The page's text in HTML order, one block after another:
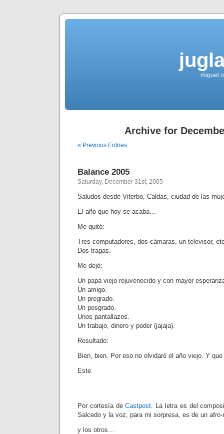
miguel
Archive for
« Previous Entries
Balance 2005
Saturday, December 31st, 2005
Saludos desde Viterbo, Caldas, ciudad de las
El año que hoy se acaba…
Me quitó:
Tres computadores, dos cámaras, un televisor,
Dos tragas.
Me dejó:
Un papá viejo rejuvenecido y con mayor
Un amigo.
Un pregrado.
Un posgrado.
Unos pantallazos.
Un trabajo, dinero y poder (jajaja).
Resultado:
Bien, bien. Por eso no olvidaré el año viejo. Y
Este
Por cortesía deCastpost. La letra es del
Salcedo y la voz, para mi sorpresa, es de un
y los otros…